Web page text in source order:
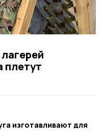
плетут
изготавливают для